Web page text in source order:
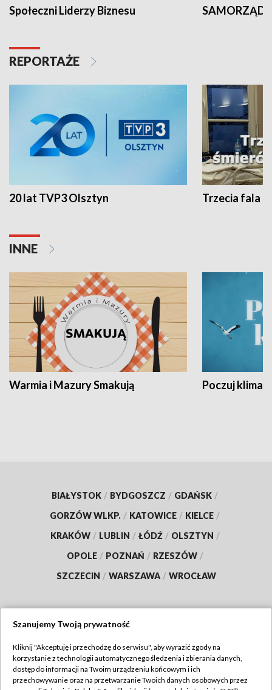
Społeczni Liderzy Biznesu SAMORZĄD
REPORTAŻE
20 lat TVP3 Olsztyn Trzecia fala -
INNE
Warmia i Mazury Smakują Poczuj klimat
BIAŁYSTOK / BYDGOSZCZ / GDAŃSK /
GORZÓW WLKP. / KATOWICE / KIELCE /
KRAKÓW / LUBLIN / ŁÓDŹ / OLSZTYN /
OPOLE / POZNAŃ / RZESZÓW /
SZCZECIN / WARSZAWA / WROCŁAW
TVP
Abonament TVP
Regulamin TVP
Szanujemy Twoją prywatność
Kliknij "Akceptuję i przechodzę do serwisu", aby wyrazić zgody na
korzystanie z technologii automatycznego śledzenia i zbierania danych,
dostęp do informacji na Twoim urządzeniu końcowym i ich
przechowywanie oraz na przetwarzanie Twoich danych osobowych przez